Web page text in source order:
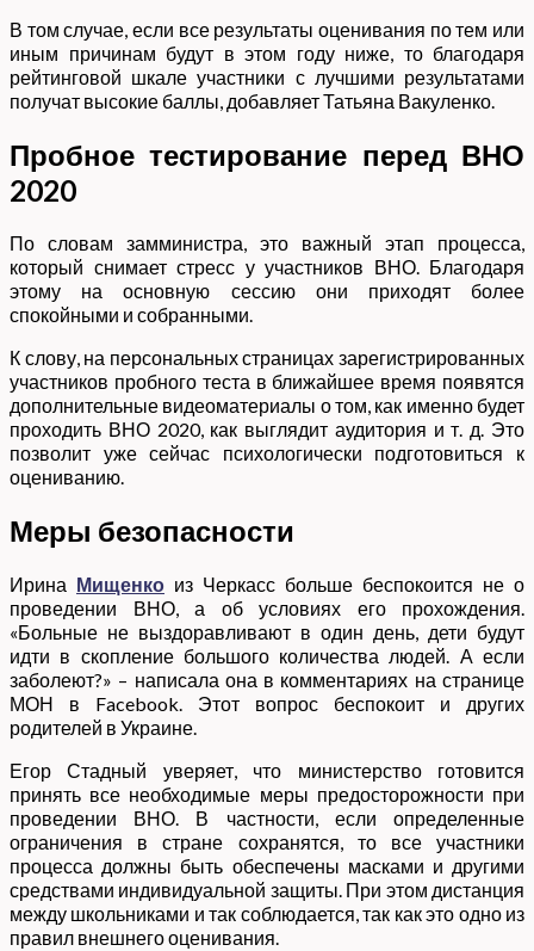
В том случае, если все результаты оценивания по тем или
иным причинам будут в этом году ниже, то благодаря
рейтинговой шкале участники с лучшими результатами
получат высокие баллы, добавляет Татьяна Вакуленко.
Пробное тестирование перед ВНО
2020
По словам замминистра, это важный этап процесса,
который снимает стресс у участников ВНО. Благодаря
этому на основную сессию они приходят более
спокойными и собранными.
К слову, на персональных страницах зарегистрированных
участников пробного теста в ближайшее время появятся
дополнительные видеоматериалы о том, как именно будет
проходить ВНО 2020, как выглядит аудитория и т. д. Это
позволит уже сейчас психологически подготовиться к
оцениванию.
Меры безопасности
Ирина Мищенко из Черкасс больше беспокоится не о
проведении ВНО, а об условиях его прохождения.
«Больные не выздоравливают в один день, дети будут
идти в скопление большого количества людей. А если
заболеют?» – написала она в комментариях на странице
МОН в Facebook. Этот вопрос беспокоит и других
родителей в Украине.
Егор Стадный уверяет, что министерство готовится
принять все необходимые меры предосторожности при
проведении ВНО. В частности, если определенные
ограничения в стране сохранятся, то все участники
процесса должны быть обеспечены масками и другими
средствами индивидуальной защиты. При этом дистанция
между школьниками и так соблюдается, так как это одно из
правил внешнего оценивания.